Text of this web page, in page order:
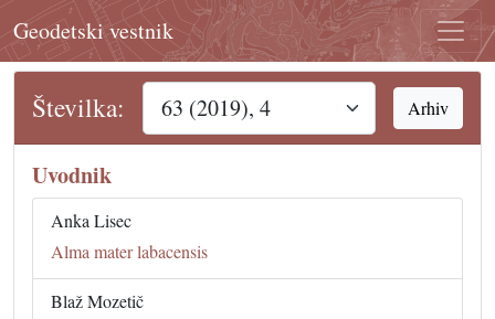
Geodetski vestnik
Številka: Arhiv
Uvodnik
Anka Lisec
Alma mater labacensis
Blaž Mozetič